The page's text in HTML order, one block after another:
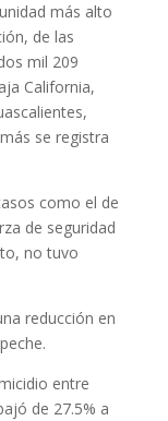
más alto
de las
mil 209
California,
se registra
como el de
de seguridad
no tuvo
reducción en
entre
de 27.5% a